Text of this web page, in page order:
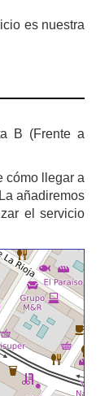
es nuestra
B (Frente a
cómo llegar a
añadiremos
el servicio